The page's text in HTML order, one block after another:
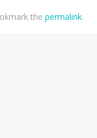
the permalink.